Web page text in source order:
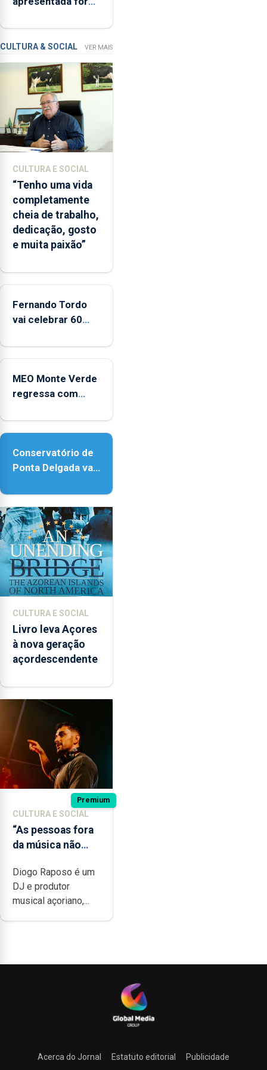
devido
microbiológica”,
pela
terceira
vez
desde
o
início
da
época
balnear
condenação por
violação
CULTURA & SOCIAL VER MAIS
CULTURA E SOCIAL
“Tenho uma vida
completamente
cheia de trabalho,
dedicação, gosto
e muita paixão”
Fernando Tordo
vai celebrar 60
no Coliseu
MEO Monte Verde
regressa com
acessibilidade
Conservatório de
Ponta Delgada vai
instrumentos
CULTURA E SOCIAL
Livro leva Açores
à nova geração
açordescendente
Premium
CULTURA E SOCIAL
“As pessoas fora
da música não
quão difícil é
produzir uma
música”
Diogo Raposo é um
DJ e produtor
musical açoriano,...
Acerca do Jornal Estatuto editorial Publicidade